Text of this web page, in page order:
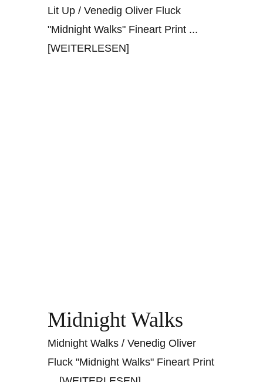
Lit Up / Venedig Oliver Fluck
"Midnight Walks" Fineart Print ...
[WEITERLESEN]
Midnight Walks
Midnight Walks / Venedig Oliver
Fluck "Midnight Walks" Fineart Print